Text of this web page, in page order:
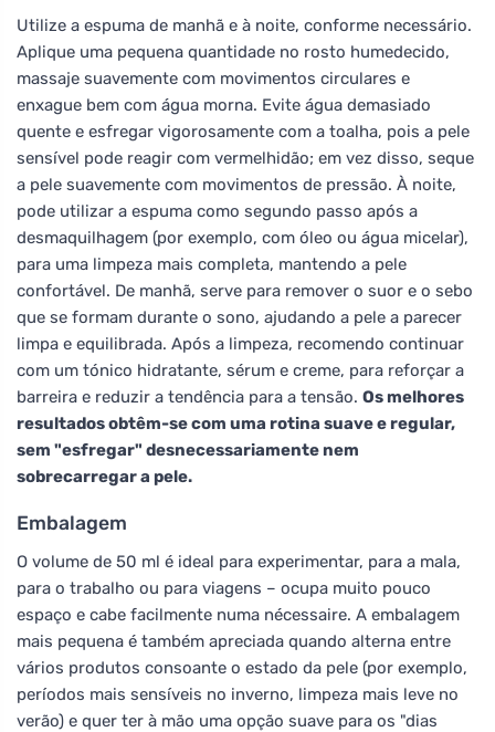
Utilize a espuma de manhã e à noite, conforme necessário.
Aplique uma pequena quantidade no rosto humedecido,
massaje suavemente com movimentos circulares e
enxague bem com água morna. Evite água demasiado
quente e esfregar vigorosamente com a toalha, pois a pele
sensível pode reagir com vermelhidão; em vez disso, seque
a pele suavemente com movimentos de pressão. À noite,
pode utilizar a espuma como segundo passo após a
desmaquilhagem (por exemplo, com óleo ou água micelar),
para uma limpeza mais completa, mantendo a pele
confortável. De manhã, serve para remover o suor e o sebo
que se formam durante o sono, ajudando a pele a parecer
limpa e equilibrada. Após a limpeza, recomendo continuar
com um tónico hidratante, sérum e creme, para reforçar a
barreira e reduzir a tendência para a tensão. Os melhores
resultados obtêm-se com uma rotina suave e regular,
sem "esfregar" desnecessariamente nem
sobrecarregar a pele.
Embalagem
O volume de 50 ml é ideal para experimentar, para a mala,
para o trabalho ou para viagens – ocupa muito pouco
espaço e cabe facilmente numa nécessaire. A embalagem
mais pequena é também apreciada quando alterna entre
vários produtos consoante o estado da pele (por exemplo,
períodos mais sensíveis no inverno, limpeza mais leve no
verão) e quer ter à mão uma opção suave para os "dias